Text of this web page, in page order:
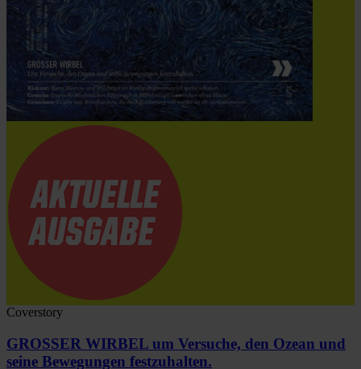
Coverstory
GROSSER WIRBEL um Versuche, den Ozean und
seine Bewegungen festzuhalten.